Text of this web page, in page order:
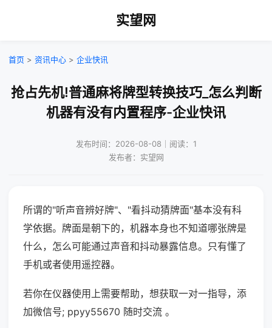
实望网
首页 > 资讯中心 > 企业快讯
抢占先机!普通麻将牌型转换技巧_怎么判断
机器有没有内置程序-企业快讯
发布时间：2026-08-08｜阅读：1
发布者：实望网
所谓的"听声音辨好牌"、"看抖动猜牌面"基本没有科
学依据。牌面是朝下的，机器本身也不知道哪张牌是
什么，怎么可能通过声音和抖动暴露信息。只有懂了
手机或者使用遥控器。
若你在仪器使用上需要帮助，想获取一对一指导，添
加微信号; ppyy55670 随时交流 。